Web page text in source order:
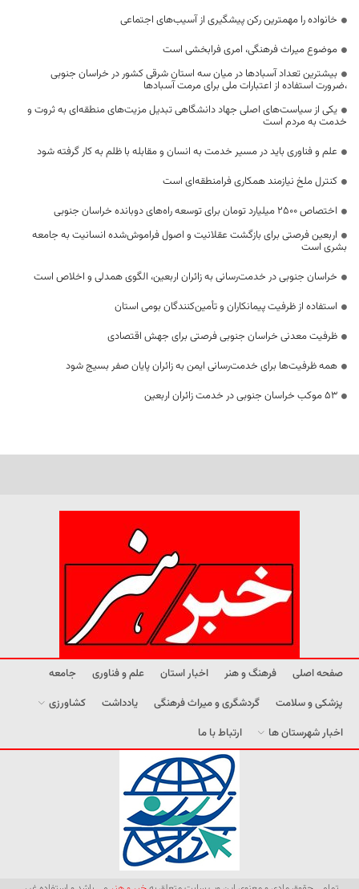
خانواده را مهمترین رکن پیشگیری از آسیب‌های اجتماعی
موضوع میراث فرهنگی، امری فرابخشی است
بیشترین تعداد آسبادها در میان سه استان شرقی کشور در خراسان جنوبی
،ضرورت استفاده از اعتبارات ملی برای مرمت آسبادها
یکی از سیاست‌های اصلی جهاد دانشگاهی تبدیل مزیت‌های منطقه‌ای به ثروت و
خدمت به مردم است
علم و فناوری باید در مسیر خدمت به انسان و مقابله با ظلم به کار گرفته شود
کنترل ملخ نیازمند همکاری فرامنطقه‌ای است
اختصاص 2500 میلیارد تومان برای توسعه راه‌های دوبانده خراسان جنوبی
اربعین فرصتی برای بازگشت عقلانیت و اصول فراموش‌شده انسانیت به جامعه
بشری است
خراسان جنوبی در خدمت‌رسانی به زائران اربعین، الگوی همدلی و اخلاص است
استفاده از ظرفیت پیمانکاران و تأمین‌کنندگان بومی استان
ظرفیت معدنی خراسان جنوبی فرصتی برای جهش اقتصادی
همه ظرفیت‌ها برای خدمت‌رسانی ایمن به زائران پایان صفر بسیج شود
53 موکب خراسان جنوبی در خدمت زائران اربعین
صفحه اصلی فرهنگ و هنر اخبار استان علم و فناوری
جامعه
پزشکی و سلامت
گردشگری و میراث فرهنگی یادداشت
کشاورزی
اخبار شهرستان ها
ارتباط با ما